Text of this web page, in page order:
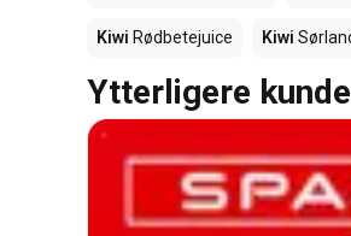
Kiwi Rødbetejuice Kiwi
Ytterligere